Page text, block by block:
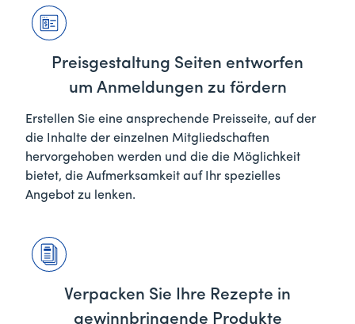
Preisgestaltung Seiten entworfen
um Anmeldungen zu fördern
Erstellen Sie eine ansprechende Preisseite, auf der
die Inhalte der einzelnen Mitgliedschaften
hervorgehoben werden und die die Möglichkeit
bietet, die Aufmerksamkeit auf Ihr spezielles
Angebot zu lenken.
Verpacken Sie Ihre Rezepte in
gewinnbringende Produkte